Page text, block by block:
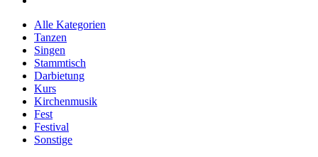
Alle Kategorien
Tanzen
Singen
Stammtisch
Darbietung
Kurs
Kirchenmusik
Fest
Festival
Sonstige